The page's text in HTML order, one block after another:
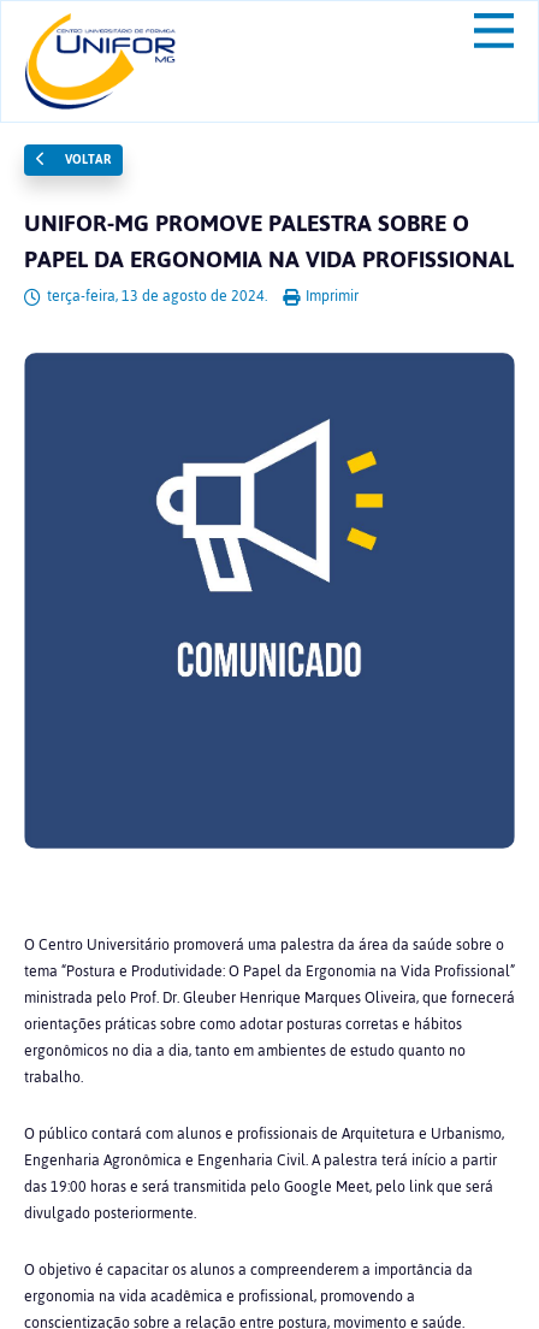
VOLTAR
UNIFOR-MG PROMOVE PALESTRA SOBRE O
PAPEL DA ERGONOMIA NA VIDA PROFISSIONAL
terça-feira, 13 de agosto de 2024. Imprimir
O Centro Universitário promoverá uma palestra da área da saúde sobre o
tema “Postura e Produtividade: O Papel da Ergonomia na Vida Profissional”
ministrada pelo Prof. Dr. Gleuber Henrique Marques Oliveira, que fornecerá
orientações práticas sobre como adotar posturas corretas e hábitos
ergonômicos no dia a dia, tanto em ambientes de estudo quanto no
trabalho.
O público contará com alunos e profissionais de Arquitetura e Urbanismo,
Engenharia Agronômica e Engenharia Civil. A palestra terá início a partir
das 19:00 horas e será transmitida pelo Google Meet, pelo link que será
divulgado posteriormente.
O objetivo é capacitar os alunos a compreenderem a importância da
ergonomia na vida acadêmica e profissional, promovendo a
conscientização sobre a relação entre postura, movimento e saúde.